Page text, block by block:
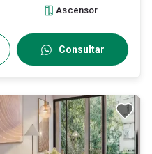
Ascensor
Consultar